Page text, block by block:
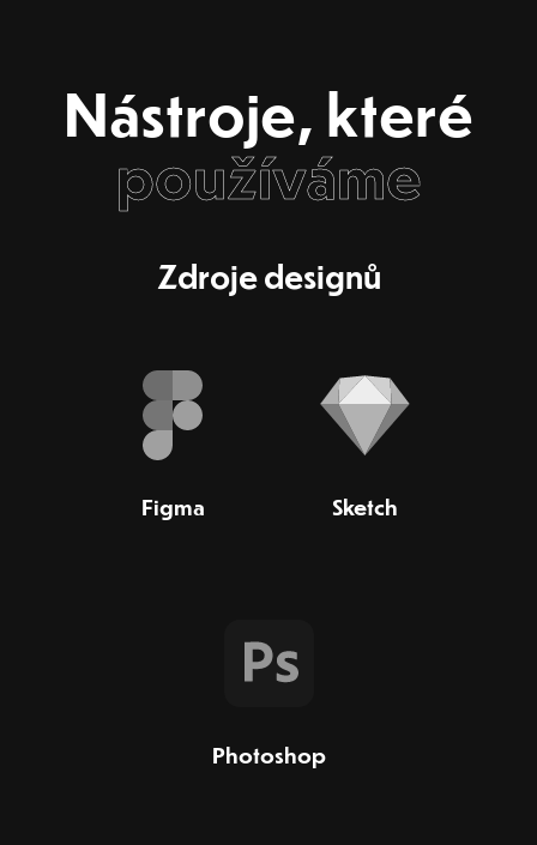
Nástroje, které
používáme
Zdroje designů
Figma Sketch
Photoshop